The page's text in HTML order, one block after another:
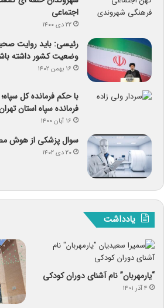
اجتماعی
۲۲ دی ۱۴۰۰
رئیسی: باید روایت
وضعیت کشور داشته
۱۶ بهمن ۱۴۰۲
با حکم فرمانده کل
فرمانده سپاه استان
۱۶ آبان ۱۴۰۰
سوال پزشکی از هوش
۲۰ دی ۱۴۰۲
یادداشت
“یارمهربان” نام آشنای دوران کودکی
۴ آذر ۱۴۰۱